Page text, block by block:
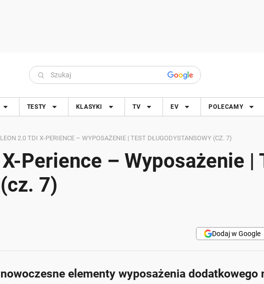
TESTY KLASYKI TV EV POLECAMY
2.0 TDI X-PERIENCE – WYPOSAŻENIE | TEST DŁUGODYSTANSOWY (CZ. 7)
Perience – Wyposażenie |
7)
Dodaj w Google
elementy wyposażenia dodatkowego